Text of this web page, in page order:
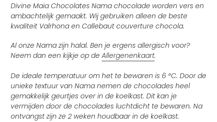
Divine Maia Chocolates Nama chocolade worden vers en
ambachtelijk gemaakt. Wij gebruiken alleen de beste
kwaliteit Valrhona en Callebaut couverture chocola.
Al onze Nama zijn halal. Ben je ergens allergisch voor?
Neem dan een kijkje op de Allergenenkaart.
De ideale temperatuur om het te bewaren is 6 °C. Door de
unieke textuur van Nama nemen de chocolades heel
gemakkelijk geurtjes over in de koelkast. Dit kan je
vermijden door de chocolades luchtdicht te bewaren. Na
ontvangst zijn ze 2 weken houdbaar in de koelkast.